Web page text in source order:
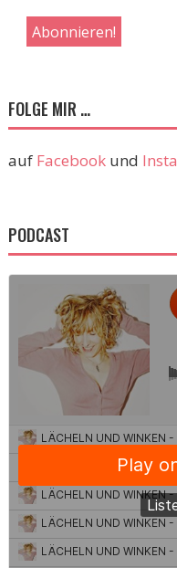
FOLGE MIR …
auf Facebookund
PODCAST